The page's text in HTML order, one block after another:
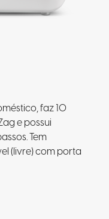
faz 10
e possui
Tem
(livre) com porta